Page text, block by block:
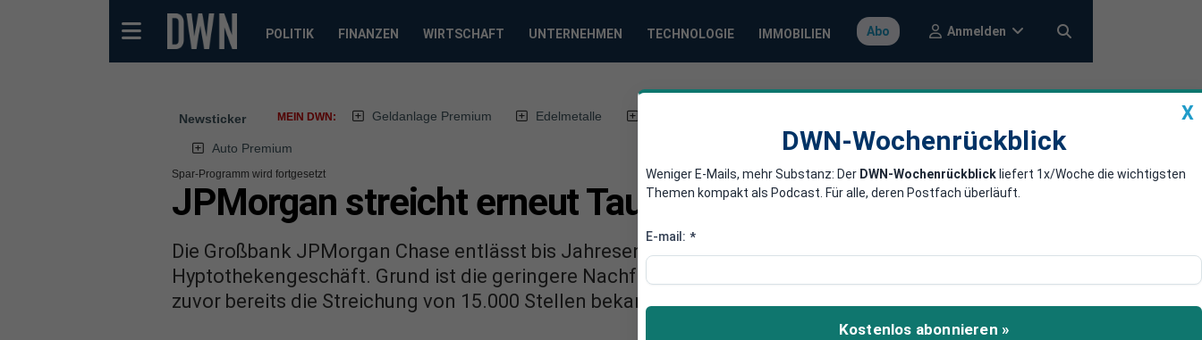
POLITIK FINANZEN WIRTSCHAFT UNTERNEHMEN TECHNOLOGIE IMMOBILIEN Abo Anmelden
Newsticker MEIN DWN: Geldanlage Premium Edelmetalle
Auto Premium
Spar-Programm wird fortgesetzt
JPMorgan streicht erneut Tausende Jobs
Die Großbank JPMorgan Chase entlässt bis Jahresende weitere 8.000 Mitarbeiter im
Hyptothekengeschäft. Grund ist die geringere Nachfrage nach Bauspar-Darlehen. Die Bank gab
zuvor bereits die Streichung von 15.000 Stellen bekannt.
X
DWN-Wochenrückblick
Weniger E-Mails, mehr Substanz: Der DWN-Wochenrückblick liefert 1x/Woche die wichtigsten
Themen kompakt als Podcast. Für alle, deren Postfach überläuft.
E-mail: *
Kostenlos abonnieren »